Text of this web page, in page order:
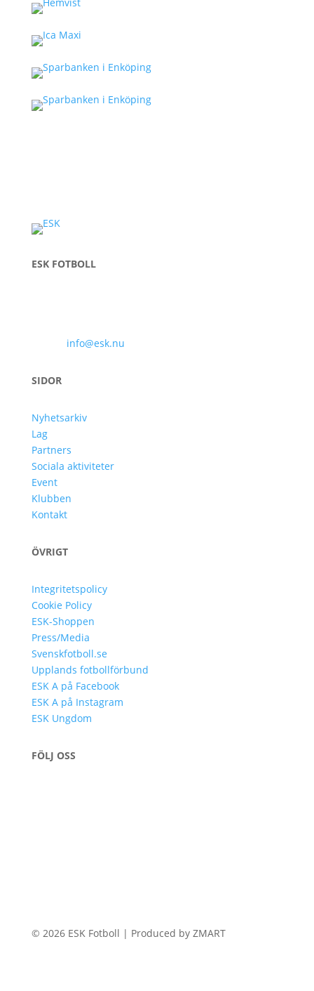
ESK FOTBOLL
info@esk.nu
SIDOR
Nyhetsarkiv
Lag
Partners
Sociala aktiviteter
Event
Klubben
Kontakt
ÖVRIGT
Integritetspolicy
Cookie Policy
ESK-Shoppen
Press/Media
Svenskfotboll.se
Upplands fotbollförbund
ESK A på Facebook
ESK A på Instagram
ESK Ungdom
FÖLJ OSS
© 2026 ESK Fotboll | Produced by ZMART